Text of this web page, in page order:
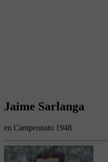
Jaime Sarlanga
en Campeonato 1948